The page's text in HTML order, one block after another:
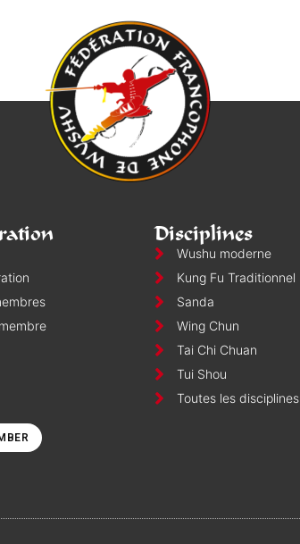
Disciplines
Wushu moderne
Kung Fu Traditionnel
Sanda
Wing Chun
Tai Chi Chuan
Tui Shou
Toutes les disciplines